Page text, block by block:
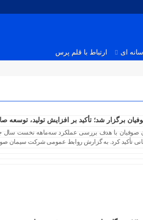
ای ارتباط با قلم پرس
برگزار شد؛ تأکید بر افزایش تولید، توسعه
با هدف بررسی عملکرد سه‌ماهه نخست سال
تأکید کرد. به گزارش روابط عمومی شرکت